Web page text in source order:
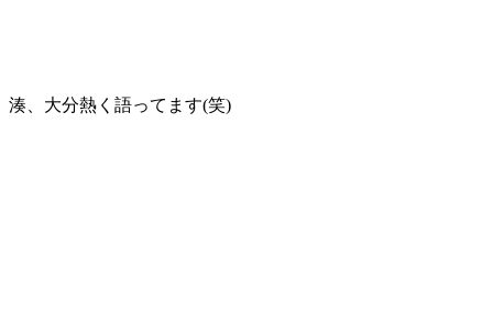
湊、大分熱く語ってます(笑)